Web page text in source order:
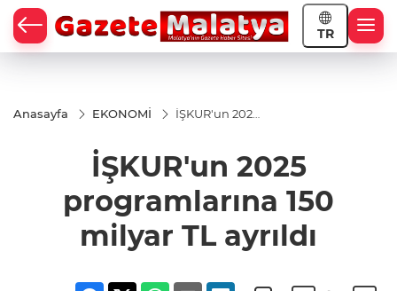
TR
Anasayfa EKONOMİ
İŞKUR'un 2025
ayrıldı
İŞKUR'un 2025
programlarına 150
milyar TL ayrıldı